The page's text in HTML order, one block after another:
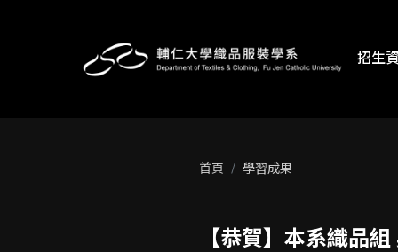
招生
首頁 學習成果
【恭賀】本系織品